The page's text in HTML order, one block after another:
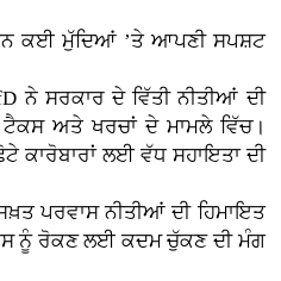
ਕਈ ਮੁੱਦਿਆਂ ’ਤੇ ਆਪਣੀ ਸਪਸ਼ਟ
ਸਰਕਾਰ ਦੇ ਵਿੱਤੀ ਨੀਤੀਆਂ ਦੀ
ਅਤੇ ਖਰਚਾਂ ਦੇ ਮਾਮਲੇ ਵਿੱਚ।
ਕਾਰੋਬਾਰਾਂ ਲਈ ਵੱਧ ਸਹਾਇਤਾ ਦੀ
ਪਰਵਾਸ ਨੀਤੀਆਂ ਦੀ ਹਿਮਾਇਤ
ਨੂੰ ਰੋਕਣ ਲਈ ਕਦਮ ਚੁੱਕਣ ਦੀ ਮੰਗ